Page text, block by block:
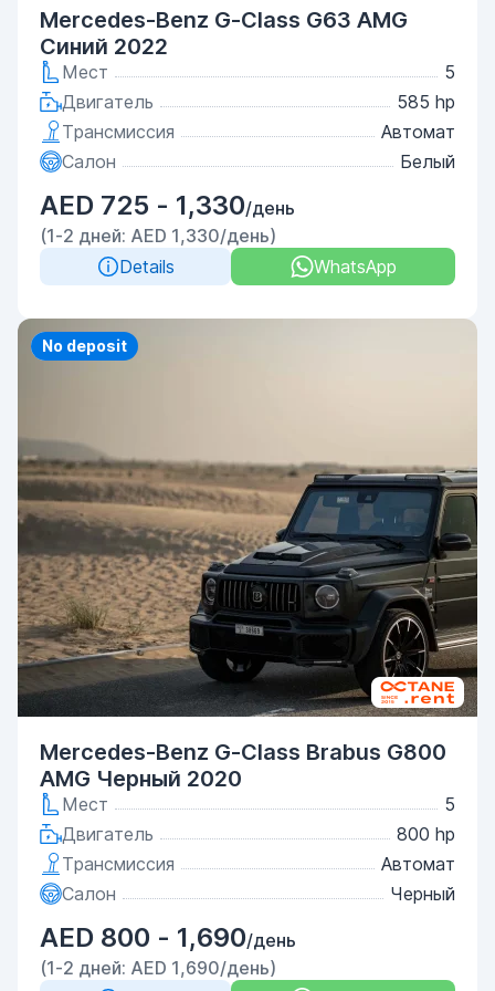
Mercedes-Benz G-Class G63 AMG
Синий 2022
Мест
5
Двигатель
585 hp
Трансмиссия
Автомат
Салон
Белый
AED 725 - 1,330/день
(1-2 дней: AED 1,330/день)
Details
WhatsApp
Priority
No deposit
Mercedes-Benz G-Class Brabus G800
AMG Черный 2020
Мест
5
Двигатель
800 hp
Трансмиссия
Автомат
Салон
Черный
AED 800 - 1,690/день
(1-2 дней: AED 1,690/день)